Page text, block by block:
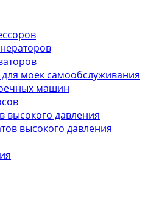
моек самообслуживания
машин
высокого давления
высокого давления